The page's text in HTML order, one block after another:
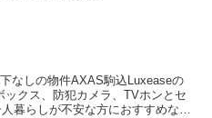
暮らしが不安な方におすすめな物